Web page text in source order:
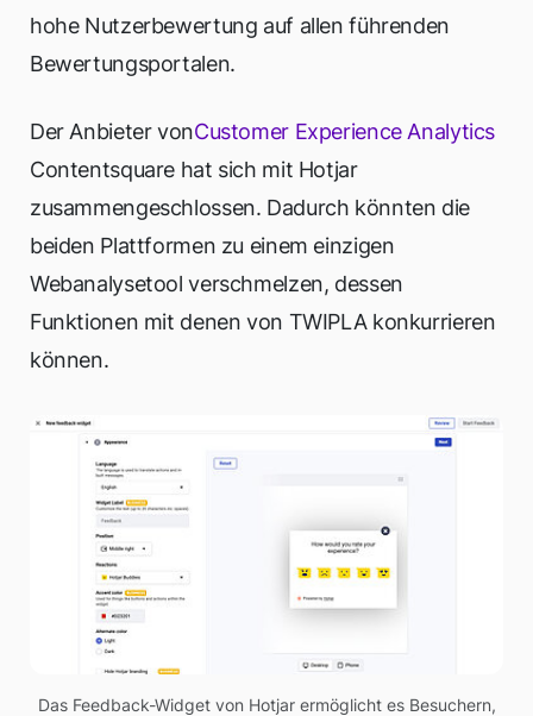
hohe Nutzerbewertung auf allen führenden
Bewertungsportalen.
Der Anbieter vonCustomer Experience Analytics
Contentsquare hat sich mit Hotjar
zusammengeschlossen. Dadurch könnten die
beiden Plattformen zu einem einzigen
Webanalysetool verschmelzen, dessen
Funktionen mit denen von TWIPLA konkurrieren
können.
Das Feedback-Widget von Hotjar ermöglicht es Besuchern,